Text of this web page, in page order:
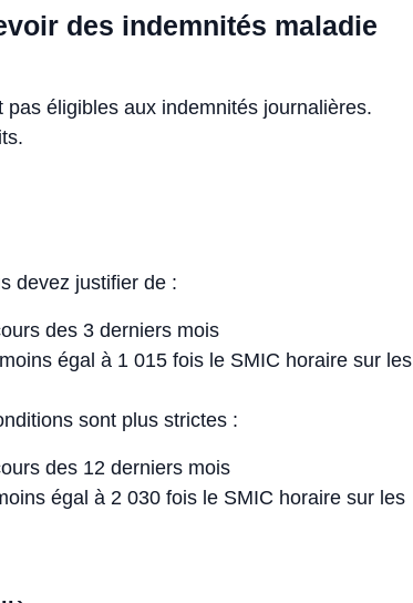
des indemnités maladie
pas éligibles aux indemnités journalières.
devez justifier de :
des 3 derniers mois
égal à 1 015 fois le SMIC horaire sur les
sont plus strictes :
des 12 derniers mois
égal à 2 030 fois le SMIC horaire sur les